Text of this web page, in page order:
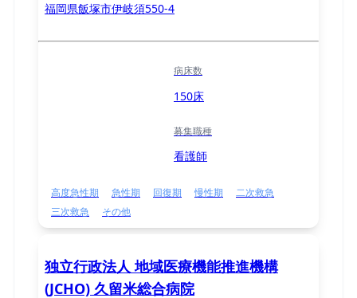
福岡県飯塚市伊岐須550-4
病床数
150床
募集職種
看護師
高度急性期 急性期 回復期 慢性期
二次救急
三次救急
その他
独立行政法人 地域医療機能推進機構
(JCHO) 久留米総合病院